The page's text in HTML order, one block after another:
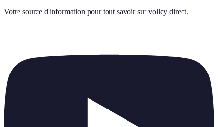
Votre source d'information pour tout savoir sur volley direct.